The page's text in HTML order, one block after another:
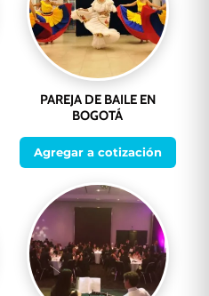
PAREJA DE BAILE EN
BOGOTÁ
Agregar a cotización